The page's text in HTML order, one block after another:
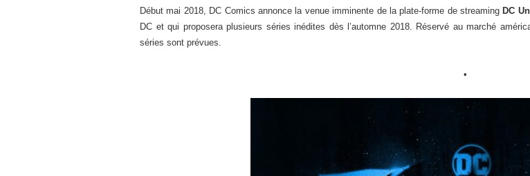
Début mai 2018, DC Comics annonce la venue imminente de la plate-forme de streaming DC
DC et qui proposera plusieurs séries inédites dès l’automne 2018. Réservé au marché
séries sont prévues.
•